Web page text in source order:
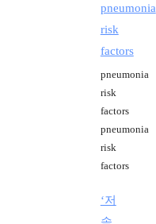
pneumonia
risk
factors
pneumonia
risk
factors
pneumonia
risk
factors
‘저